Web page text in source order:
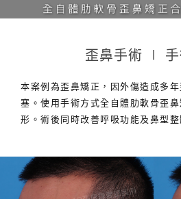
歪鼻手術 ∣ 手
本案例為歪鼻矯正，因外傷造成多
塞。使用手術方式全自體肋軟骨歪
形。術後同時改善呼吸功能及鼻型整